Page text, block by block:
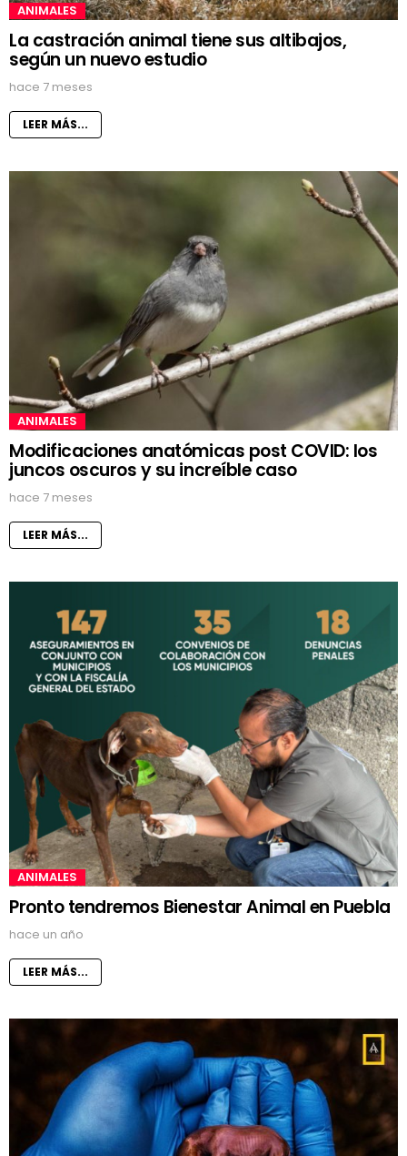
ANIMALES
La castración animal tiene sus altibajos,
según un nuevo estudio
hace 7 meses
LEER MÁS...
ANIMALES
Modificaciones anatómicas post COVID: los
juncos oscuros y su increíble caso
hace 7 meses
LEER MÁS...
ANIMALES
Pronto tendremos Bienestar Animal en Puebla
hace un año
LEER MÁS...